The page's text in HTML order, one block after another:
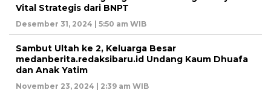
Vital Strategis dari BNPT
Desember 31, 2024 | 5:50 am WIB
Sambut Ultah ke 2, Keluarga Besar
medanberita.redaksibaru.id Undang Kaum Dhuafa
dan Anak Yatim
November 23, 2024 | 2:39 am WIB